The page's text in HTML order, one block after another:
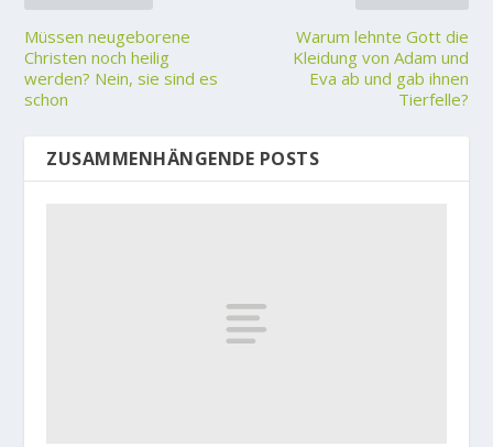
Müssen neugeborene
Christen noch heilig
werden? Nein, sie sind es
schon
Warum lehnte Gott die
Kleidung von Adam und
Eva ab und gab ihnen
Tierfelle?
ZUSAMMENHÄNGENDE POSTS